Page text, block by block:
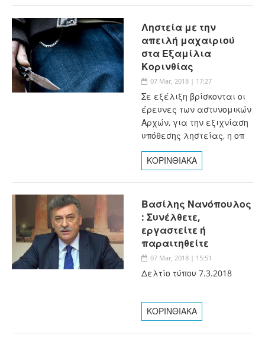
Ληστεία με την
απειλή μαχαιριού
στα Εξαμίλια
Κορινθίας
07 Mar, 2018 | 17:27
Σε εξέλιξη βρίσκονται οι
έρευνες των αστυνομικών
Αρχών, για την εξιχνίαση
υπόθεσης ληστείας, η οπ
ΚΟΡΙΝΘΙΑΚΑ
Βασίλης Νανόπουλος
: Συνέλθετε,
εργαστείτε ή
παραιτηθείτε
07 Mar, 2018 | 15:51
Δελτίο τύπου 7.3.2018
ΚΟΡΙΝΘΙΑΚΑ